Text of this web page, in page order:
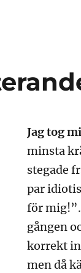
Jag tog
minsta
stegade
par
för
gången
korrekt
men då